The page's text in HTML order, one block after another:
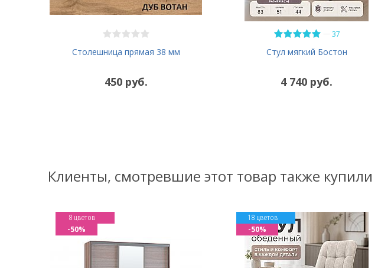
Столешница прямая 38 мм
450 руб.
— 37
Стул мягкий Бостон
4 740 руб.
Клиенты, смотревшие этот товар также купили
8 цветов
-50%
18 цветов
-50%